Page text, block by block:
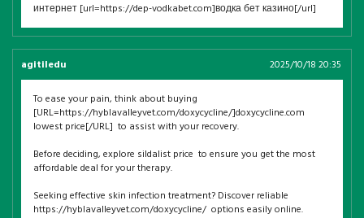
интернет [url=https://dep-vodkabet.com]водка бет казино[/url]
agitiledu 2025/10/18 20:35
To ease your pain, think about buying
[URL=https://hyblavalleyvet.com/doxycycline/]doxycycline.com
lowest price[/URL] to assist with your recovery.
Before deciding, explore sildalist price to ensure you get the most
affordable deal for your therapy.
Seeking effective skin infection treatment? Discover reliable
https://hyblavalleyvet.com/doxycycline/ options easily online.